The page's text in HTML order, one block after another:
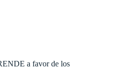
a favor de los